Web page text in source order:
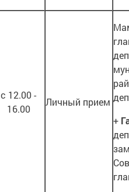
с 12.00 -
16.00
Личный прием
+